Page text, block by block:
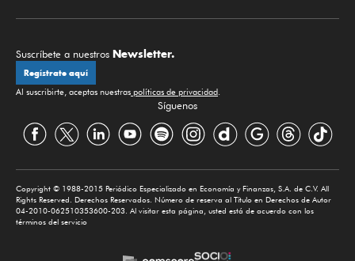
Suscríbete a nuestros Newsletter.
Regístrate aquí
Al suscribirte, aceptas nuestras políticas de privacidad.
Síguenos
Copyright © 1988-2015 Periódico Especializado en Economía y Finanzas, S.A. de C.V. All
Rights Reserved. Derechos Reservados. Número de reserva al Título en Derechos de Autor
04-2010-062510353600-203. Al visitar esta página, usted está de acuerdo con los
términos del servicio